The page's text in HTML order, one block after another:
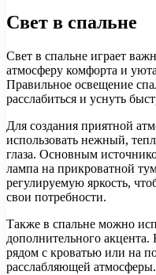
Свет в спальне
Свет в спальне играет
атмосферу комфорта и
Правильное освещение
расслабиться и уснуть
Для создания приятной
использовать нежный,
глаза. Основным
лампа на прикроватной
регулируемую яркость,
свои потребности.
Также в спальне можно
дополнительного
рядом с кроватью или на
расслабляющей атмосферы.